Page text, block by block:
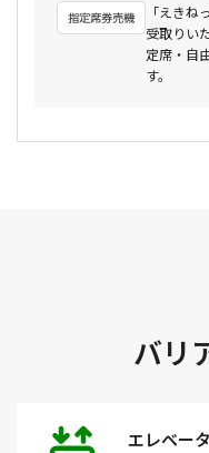
「えき
受取りい
定席・自
す。
バリ
エレベー